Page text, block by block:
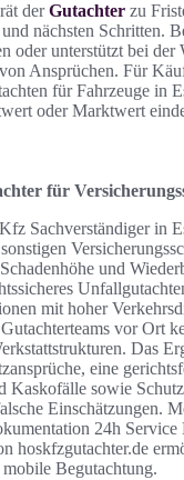
derGutachter zu
nächsten Schritten.
oder unterstützt bei der
Ansprüchen. Für
für Fahrzeuge in
oder Marktwert
für
Sachverständiger in
und
mit hoher
vor Ort
Das
eine
Kaskofälle sowie
Einschätzungen.
24h Service
hoskfzgutachter.de
Begutachtung.